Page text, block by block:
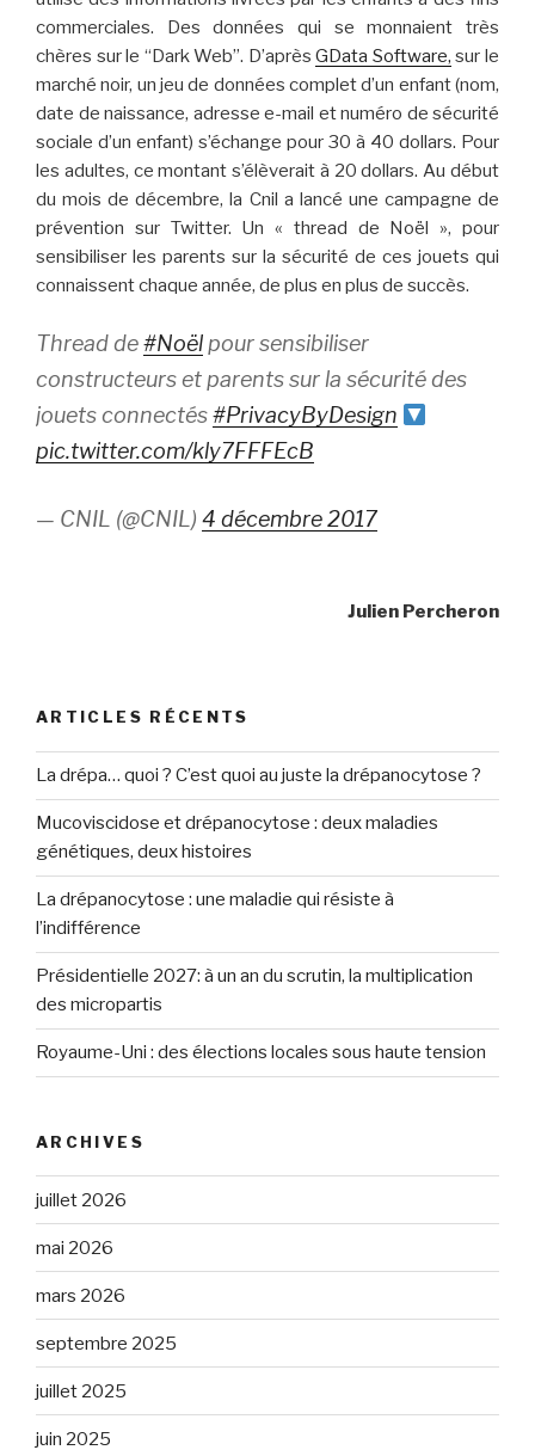
commerciales. Des données qui se monnaient très
chères sur le “Dark Web”. D’aprèsGData Software, sur le
marché noir, un jeu de données complet d’un enfant (nom,
date de naissance, adresse e-mail et numéro de sécurité
sociale d’un enfant) s’échange pour 30 à 40 dollars. Pour
les adultes, ce montant s’élèverait à 20 dollars. Au début
du mois de décembre, la Cnil a lancé une campagne de
prévention sur Twitter. Un « thread de Noël », pour
sensibiliser les parents sur la sécurité de ces jouets qui
connaissent chaque année, de plus en plus de succès.
Thread de#Noëlpour sensibiliser
constructeurs et parents sur la sécurité des
jouets connectés#PrivacyByDesign
pic.twitter.com/kly7FFFEcB
— CNIL (@CNIL) 4 décembre 2017
Julien Percheron
ARTICLES RÉCENTS
La drépa… quoi ? C’est quoi au juste la drépanocytose ?
Mucoviscidose et drépanocytose : deux maladies
génétiques, deux histoires
La drépanocytose : une maladie qui résiste à
l’indifférence
Présidentielle 2027: à un an du scrutin, la multiplication
des micropartis
Royaume-Uni : des élections locales sous haute tension
ARCHIVES
juillet 2026
mai 2026
mars 2026
septembre 2025
juillet 2025
juin 2025